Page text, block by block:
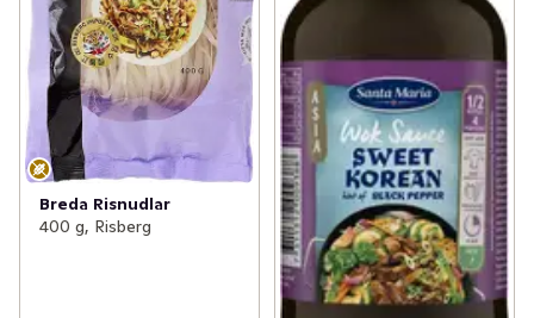
Breda Risnudlar
400 g, Risberg